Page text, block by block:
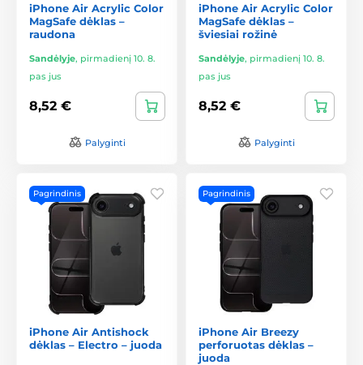
iPhone Air Acrylic Color
MagSafe dėklas –
raudona
Sandėlyje, pirmadienį 10. 8.
pas jus
8,52 €
Palyginti
iPhone Air Acrylic Color
MagSafe dėklas –
šviesiai rožinė
Sandėlyje, pirmadienį 10. 8.
pas jus
8,52 €
Palyginti
Pagrindinis
iPhone Air Antishock
dėklas – Electro – juoda
Pagrindinis
iPhone Air Breezy
perforuotas dėklas –
juoda